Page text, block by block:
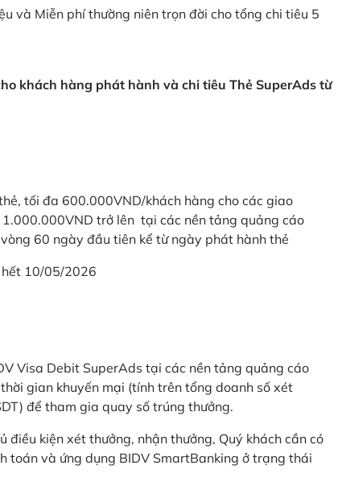
và Miễn phí thường niên trọn đời cho tổng chi tiêu 5
khách hàng phát hành và chi tiêu Thẻ SuperAds từ
tối đa 600.000VND/khách hàng cho các giao
trở lên tại các nền tảng quảng cáo
60 ngày đầu tiên kể từ ngày phát hành thẻ
10/05/2026
Visa Debit SuperAds tại các nền tảng quảng cáo
gian khuyến mại (tính trên tổng doanh số xét
để tham gia quay số trúng thưởng.
kiện xét thưởng, nhận thưởng, Quý khách cần có
toán và ứng dụng BIDV SmartBanking ở trạng thái